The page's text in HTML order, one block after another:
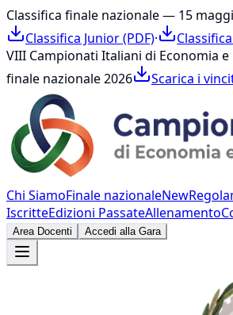
Classifica finale nazionale — 15
Classifica Junior (PDF)·
VIII Campionati Italiani di Economia e
finale nazionale 2026
Scarica i
Chi SiamoFinale nazionaleNew
IscritteEdizioni PassateAllenamento
Area Docenti Accedi alla Gara